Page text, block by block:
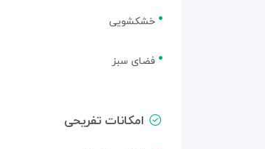
خشکشویی
فضای سبز
امکانات تفریحی